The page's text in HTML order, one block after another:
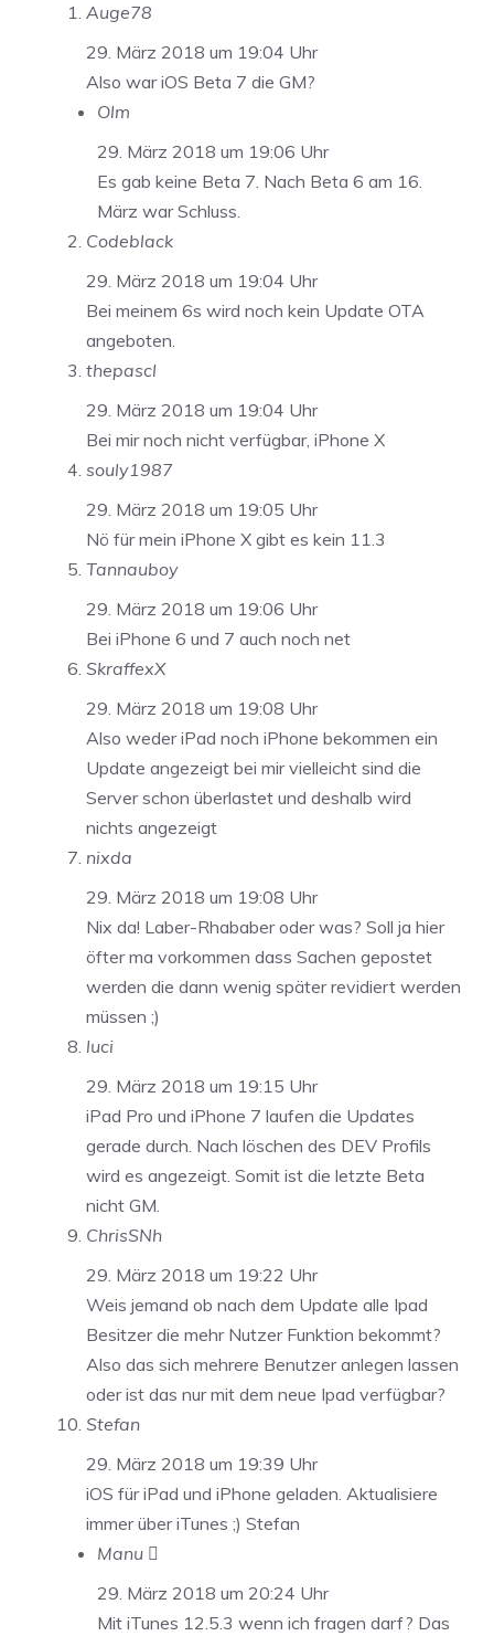
Auge78
29. März 2018 um 19:04 Uhr
Also war iOS Beta 7 die GM?
Olm
29. März 2018 um 19:06 Uhr
Es gab keine Beta 7. Nach Beta 6 am 16.
März war Schluss.
Codeblack
29. März 2018 um 19:04 Uhr
Bei meinem 6s wird noch kein Update OTA
angeboten.
thepascl
29. März 2018 um 19:04 Uhr
Bei mir noch nicht verfügbar, iPhone X
souly1987
29. März 2018 um 19:05 Uhr
Nö für mein iPhone X gibt es kein 11.3
Tannauboy
29. März 2018 um 19:06 Uhr
Bei iPhone 6 und 7 auch noch net
SkraffexX
29. März 2018 um 19:08 Uhr
Also weder iPad noch iPhone bekommen ein
Update angezeigt bei mir vielleicht sind die
Server schon überlastet und deshalb wird
nichts angezeigt
nixda
29. März 2018 um 19:08 Uhr
Nix da! Laber-Rhababer oder was? Soll ja hier
öfter ma vorkommen dass Sachen gepostet
werden die dann wenig später revidiert werden
müssen ;)
luci
29. März 2018 um 19:15 Uhr
iPad Pro und iPhone 7 laufen die Updates
gerade durch. Nach löschen des DEV Profils
wird es angezeigt. Somit ist die letzte Beta
nicht GM.
ChrisSNh
29. März 2018 um 19:22 Uhr
Weis jemand ob nach dem Update alle Ipad
Besitzer die mehr Nutzer Funktion bekommt?
Also das sich mehrere Benutzer anlegen lassen
oder ist das nur mit dem neue Ipad verfügbar?
Stefan
29. März 2018 um 19:39 Uhr
iOS für iPad und iPhone geladen. Aktualisiere
immer über iTunes ;) Stefan
Manu 
29. März 2018 um 20:24 Uhr
Mit iTunes 12.5.3 wenn ich fragen darf? Das